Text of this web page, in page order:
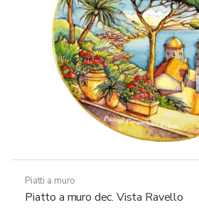
nella
pagina
del
prodotto
Piatti a muro
Piatto a muro dec. Vista Ravello